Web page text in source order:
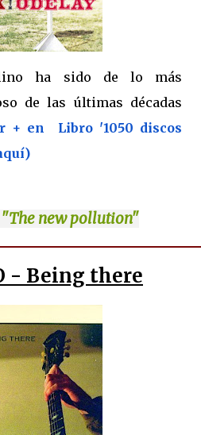
ha sido de lo más
de las últimas décadas
+ en Libro '1050 discos
new pollution"
- Being there